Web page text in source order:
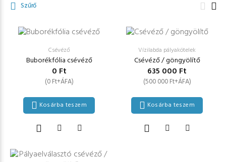
Szűrő
Csévéző
Buborékfólia csévéző
0 Ft
(0 Ft+ÁFA)
Kosárba teszem
Vízilabda pályakötelek
Csévéző / göngyölítő
635 000 Ft
(500 000 Ft+ÁFA)
Kosárba teszem